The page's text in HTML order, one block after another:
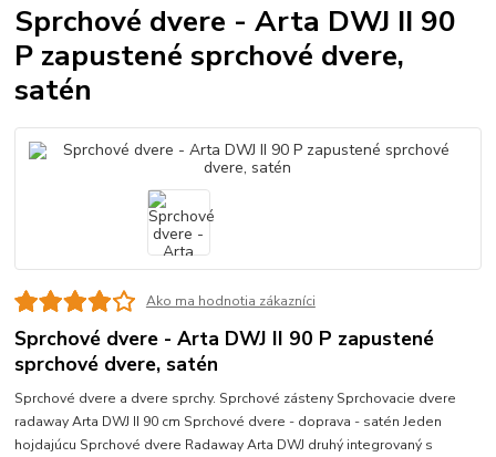
Sprchové dvere - Arta DWJ II 90
P zapustené sprchové dvere,
satén
Ako ma hodnotia zákazníci
Sprchové dvere - Arta DWJ II 90 P zapustené
sprchové dvere, satén
Sprchové dvere a dvere sprchy. Sprchové zásteny Sprchovacie dvere
radaway Arta DWJ II 90 cm Sprchové dvere - doprava - satén Jeden
hojdajúcu Sprchové dvere Radaway Arta DWJ druhý integrovaný s